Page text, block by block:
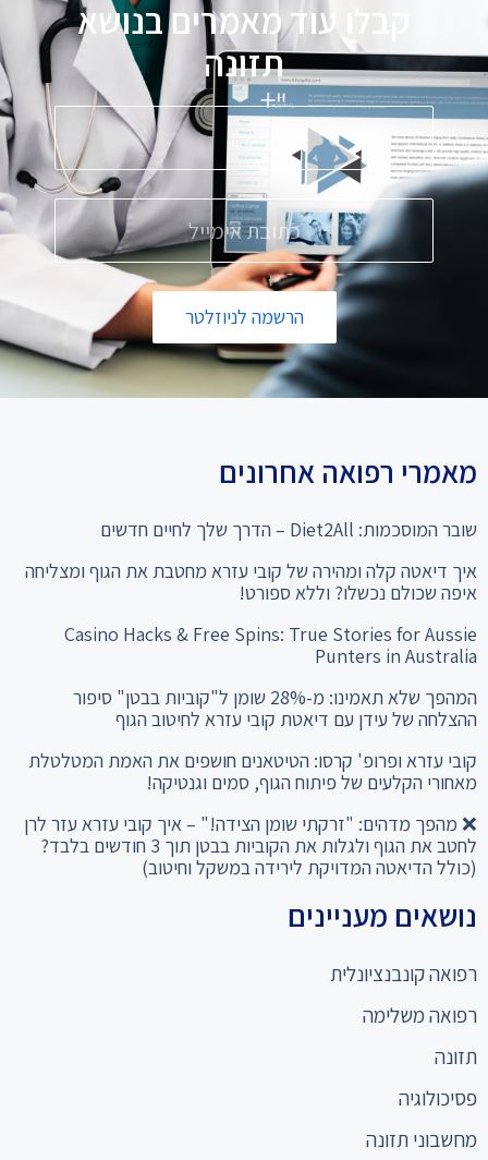
קבלו עוד מאמרים בנושא
תזונה
הרשמה לניוזלטר
מאמרי רפואה אחרונים
שובר המוסכמות: Diet2All – הדרך שלך לחיים חדשים
איך דיאטה קלה ומהירה של קובי עזרא מחטבת את הגוף ומצליחה
איפה שכולם נכשלו? וללא ספורט!
Casino Hacks & Free Spins: True Stories for Aussie
Punters in Australia
המהפך שלא תאמינו: מ-28% שומן ל"קוביות בבטן" סיפור
ההצלחה של עידן עם דיאטת קובי עזרא לחיטוב הגוף
קובי עזרא ופרופ' קרסו: הטיטאנים חושפים את האמת המטלטלת
מאחורי הקלעים של פיתוח הגוף, סמים וגנטיקה!
❌ מהפך מדהים: "זרקתי שומן הצידה!" – איך קובי עזרא עזר לרן
לחטב את הגוף ולגלות את הקוביות בבטן תוך 3 חודשים בלבד?
(כולל הדיאטה המדויקת לירידה במשקל וחיטוב)
נושאים מעניינים
רפואה קונבנציונלית
רפואה משלימה
תזונה
פסיכולוגיה
מחשבוני תזונה